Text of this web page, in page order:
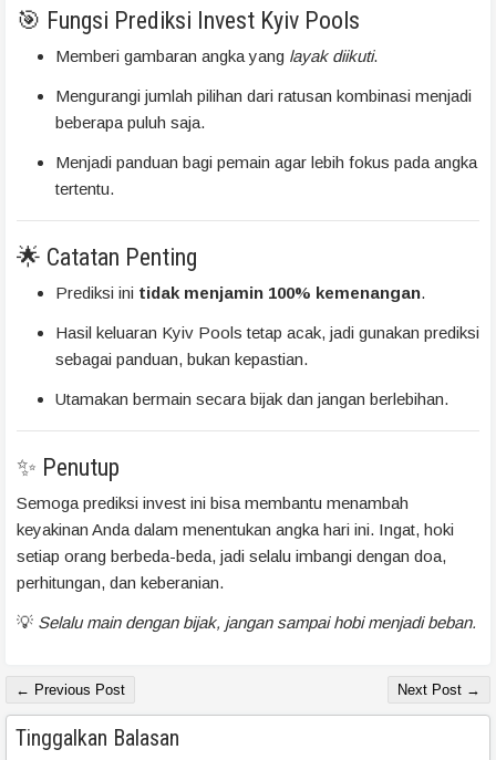
🎯 Fungsi Prediksi Invest Kyiv Pools
Memberi gambaran angka yang layak diikuti.
Mengurangi jumlah pilihan dari ratusan kombinasi menjadi
beberapa puluh saja.
Menjadi panduan bagi pemain agar lebih fokus pada angka
tertentu.
🌟 Catatan Penting
Prediksi ini tidak menjamin 100% kemenangan.
Hasil keluaran Kyiv Pools tetap acak, jadi gunakan prediksi
sebagai panduan, bukan kepastian.
Utamakan bermain secara bijak dan jangan berlebihan.
✨ Penutup
Semoga prediksi invest ini bisa membantu menambah
keyakinan Anda dalam menentukan angka hari ini. Ingat, hoki
setiap orang berbeda-beda, jadi selalu imbangi dengan doa,
perhitungan, dan keberanian.
💡 Selalu main dengan bijak, jangan sampai hobi menjadi beban.
← Previous Post Next Post →
Tinggalkan Balasan